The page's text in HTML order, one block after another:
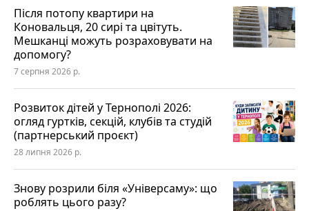
Після потопу квартири на
Коновальця, 20 сирі та цвітуть.
Мешканці можуть розраховувати на
допомогу?
7 серпня 2026 р.
Розвиток дітей у Тернополі 2026:
огляд гуртків, секцій, клубів та студій
(партнерський проєкт)
28 липня 2026 р.
Знову розрили біля «Універсаму»: що
роблять цього разу?